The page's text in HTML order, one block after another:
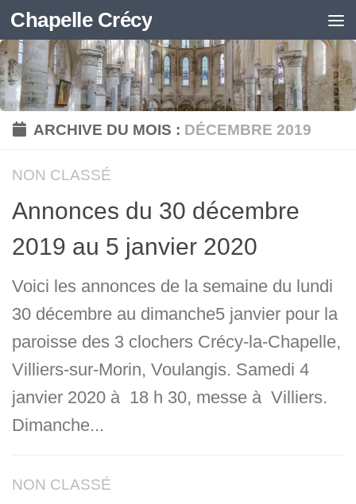
Skip to content
Chapelle Crécy
ARCHIVE DU MOIS : DÉCEMBRE 2019
NON CLASSÉ
Annonces du 30 décembre
2019 au 5 janvier 2020
Voici les annonces de la semaine du lundi
30 décembre au dimanche5 janvier pour la
paroisse des 3 clochers Crécy-la-Chapelle,
Villiers-sur-Morin, Voulangis. Samedi 4
janvier 2020 à 18 h 30, messe à Villiers.
Dimanche...
NON CLASSÉ